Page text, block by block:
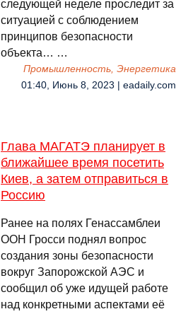
следующей неделе проследит за
ситуацией с соблюдением
принципов безопасности
объекта… …
Промышленность, Энергетика
01:40, Июнь 8, 2023 | eadaily.com
Глава МАГАТЭ планирует в
ближайшее время посетить
Киев, а затем отправиться в
Россию
Ранее на полях Генассамблеи
ООН Гросси поднял вопрос
создания зоны безопасности
вокруг Запорожской АЭС и
сообщил об уже идущей работе
над конкретными аспектами её